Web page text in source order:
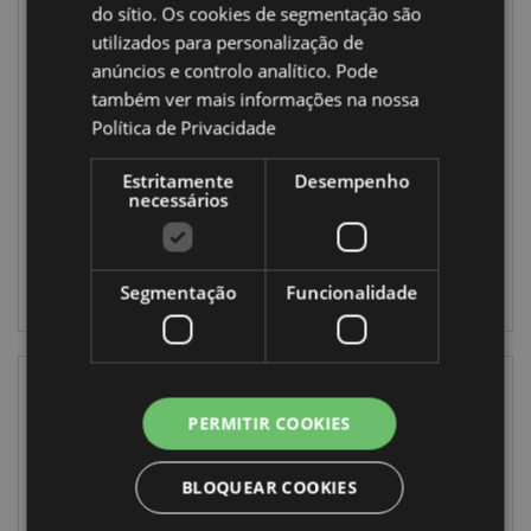
Conjunto de 3
Borrachas
Unicornio Mágico
STA280
768 em stock
SESSÃO
Dinosauria Jr
Tubo com 12 lápis
de cor
1008 em
INICIAR
SESSÃO
do sítio. Os cookies de segmentação são
utilizados para personalização de
anúncios e controlo analítico. Pode
também ver mais informações na nossa
Política de Privacidade
Estritamente
necessários
Desempenho
Segmentação Funcionalidade
PERMITIR COOKIES
BLOQUEAR COOKIES